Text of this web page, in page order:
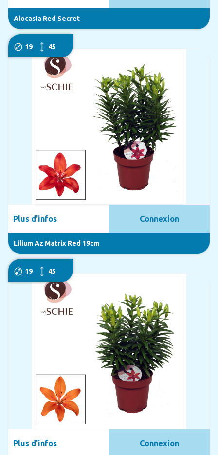
Alocasia Red Secret
19 45
Lilium Az Matrix Red 19cm
Plus d'infos Connexion
19 45
Plus d'infos Connexion